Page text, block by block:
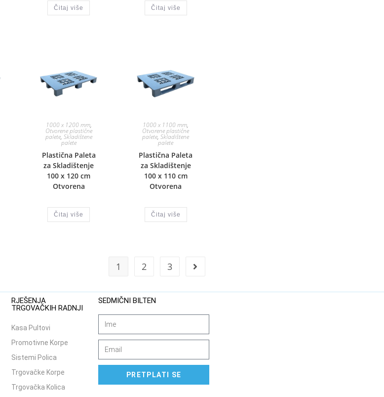
Čitaj više Čitaj više
1000 x 1200 mm,
Otvorene plastične
palete, Skladištene
palete
Plastična Paleta
za Skladištenje
100 x 120 cm
Otvorena
Čitaj više
1000 x 1100 mm,
Otvorene plastične
palete,Skladištene
palete
Plastična Paleta
za Skladištenje
100 x 110 cm
Otvorena
Čitaj više
1 2 3
RJEŠENJA
TRGOVAČKIH RADNJI
Kasa Pultovi
Promotivne Korpe
Sistemi Polica
Trgovačke Korpe
Trgovačka Kolica
SEDMIČNI BILTEN
PRETPLATI SE